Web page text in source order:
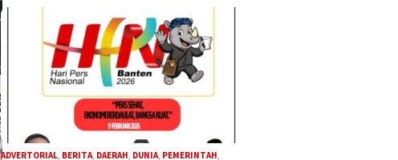
ADVERTORIAL BERITA DAERAH DUNIA PEMERINTAH